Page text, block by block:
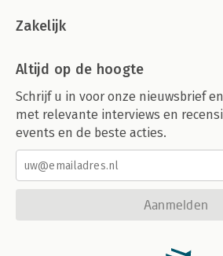
Zakelijk
Altijd op de hoogte
Schrijf u in voor onze nieuwsbrief
met relevante interviews en
events en de beste acties.
Aanmelden